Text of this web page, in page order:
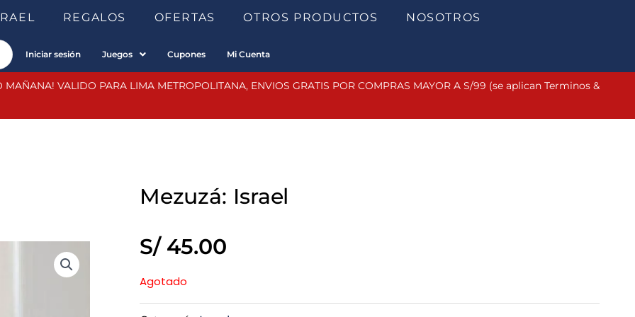
REGALOS OFERTAS OTROS PRODUCTOS NOSOTROS
Iniciar sesión Juegos Cupones Mi Cuenta
MAÑANA! VALIDO PARA LIMA METROPOLITANA, ENVIOS GRATIS POR COMPRAS MAYOR A S/99 (se aplican Terminos &
Mezuzá: Israel
S/45.00
Agotado